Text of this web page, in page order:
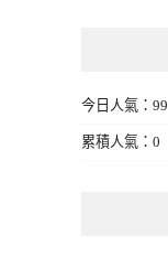
今日人氣：99
累積人氣：0